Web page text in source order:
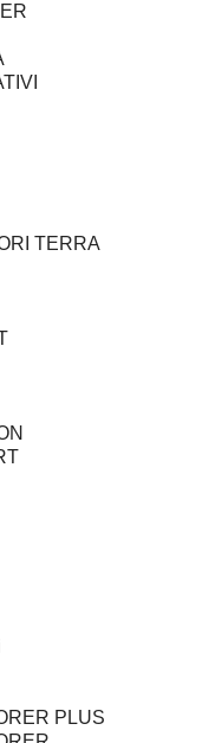
TERRA
PLUS